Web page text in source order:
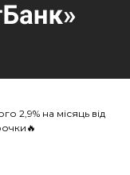
2,9% на місяць від